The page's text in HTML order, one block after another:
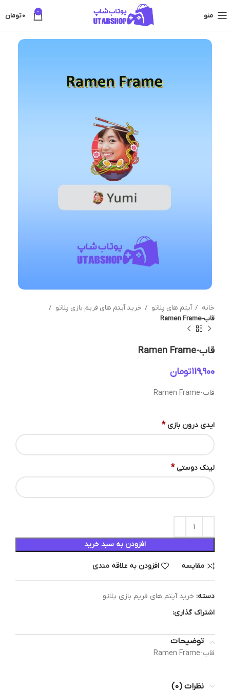
منو 0
0تومان
خانه آیتم های پلاتو
خرید آیتم های فریم بازی پلاتو
قاب-Ramen Frame
قاب-Ramen Frame
تومان
قاب-Ramen Frame
ایدی درون بازی *
لینک دوستی *
افزودن به سبد خرید
مقایسه افزودن به علاقه مندی
دسته: خرید آیتم های فریم بازی پلاتو
اشتراک گذاری:
توضیحات
قاب-Ramen Frame
نظرات (0)